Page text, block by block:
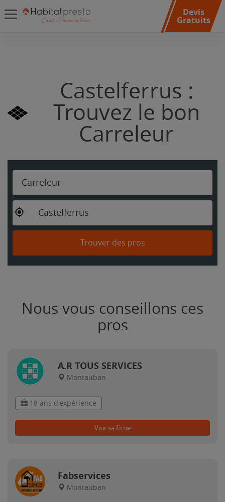
Devis
Gratuits
Castelferrus :
Trouvez le bon
Carreleur
Carreleur
Castelferrus
Trouver des pros
Nous vous conseillons ces
pros
A.R TOUS SERVICES
Montauban
18 ans d'expérience
Voir sa fiche
Fabservices
Montauban